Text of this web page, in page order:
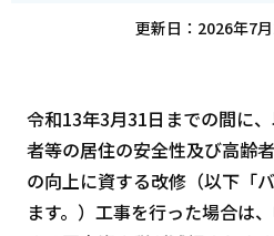
更新日：2026年7
令和13年3月31日までの間に
者等の居住の安全性及び高齢
の向上に資する改修（以下「
ます。）工事を行った場合は